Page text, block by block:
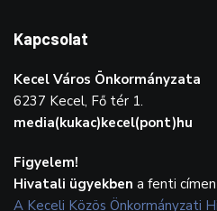
Kapcsolat
Kecel Város Önkormányzata
6237 Kecel, Fő tér 1.
media(kukac)kecel(pont)hu
Figyelem!
Hivatali ügyekben a fenti
A Keceli Közös Önkormányzati